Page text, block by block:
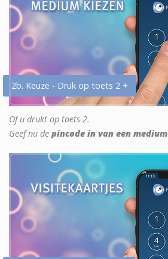
2b. Keuze - Druk op toets 2 +
Of u drukt op toets 2.
Geef nu de pincode in van een medium